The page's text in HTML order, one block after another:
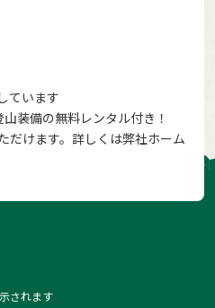
ています
装備の無料レンタル付き！
だけます。詳しくは弊社ホーム
されます